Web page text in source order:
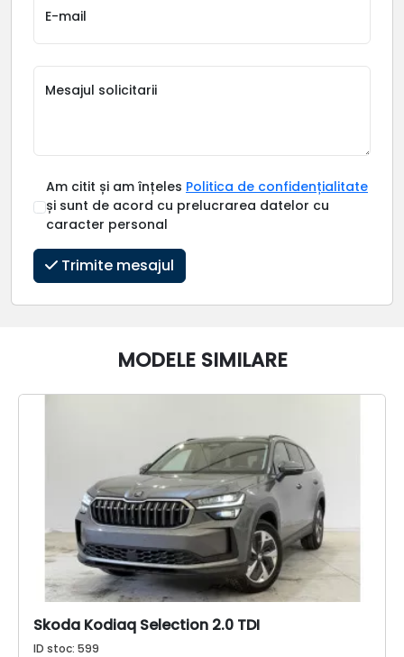
E-mail
Mesajul solicitarii
Am citit și am înțeles Politica de confidențialitate
și sunt de acord cu prelucrarea datelor cu
caracter personal
Trimite mesajul
MODELE SIMILARE
Skoda Kodiaq Selection 2.0 TDI
ID stoc: 599